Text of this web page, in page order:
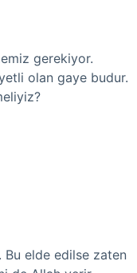
gerekiyor.
olan gaye budur.
Bu elde edilse zaten